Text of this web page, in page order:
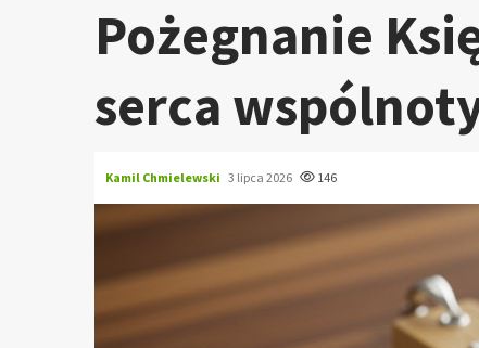
Pożegnanie
serca
Kamil Chmielewski 3 lipca 2026 146